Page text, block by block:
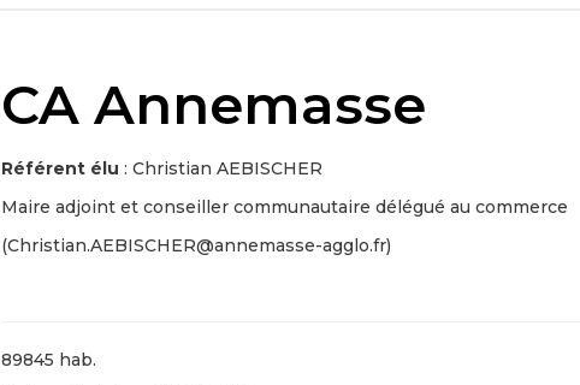
CA Annemasse
Référent élu : Christian AEBISCHER
Maire adjoint et conseiller communautaire délégué au commerce
(Christian.AEBISCHER@annemasse-agglo.fr)
89845 hab.